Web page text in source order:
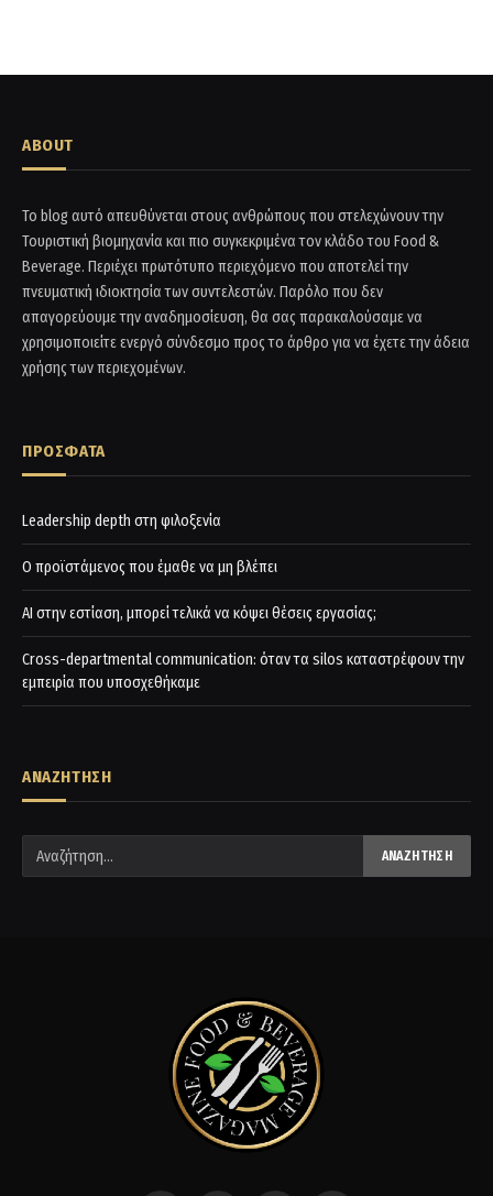
ABOUT
Το blog αυτό απευθύνεται στους ανθρώπους που στελεχώνουν την
Τουριστική βιομηχανία και πιο συγκεκριμένα τον κλάδο του Food &
Beverage. Περιέχει πρωτότυπο περιεχόμενο που αποτελεί την
πνευματική ιδιοκτησία των συντελεστών. Παρόλο που δεν
απαγορεύουμε την αναδημοσίευση, θα σας παρακαλούσαμε να
χρησιμοποιείτε ενεργό σύνδεσμο προς το άρθρο για να έχετε την άδεια
χρήσης των περιεχομένων.
ΠΡΟΣΦΑΤΑ
Leadership depth στη φιλοξενία
Ο προϊστάμενος που έμαθε να μη βλέπει
AI στην εστίαση, μπορεί τελικά να κόψει θέσεις εργασίας;
Cross-departmental communication: όταν τα silos καταστρέφουν την
εμπειρία που υποσχεθήκαμε
ΑΝΑΖΗΤΗΣΗ